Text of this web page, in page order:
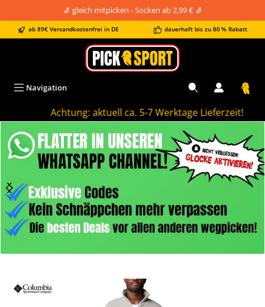
🧦 gleich mitpicken - Socken ab 2,99 € 🧦
ab 89€ Versandkostenfrei in DE dauerhaft bis zu 80 % Rabatt
Achtung: aktuell ca. 5-7 Werktage Lieferzeit!
Navigation
Bildergalerie überspringen